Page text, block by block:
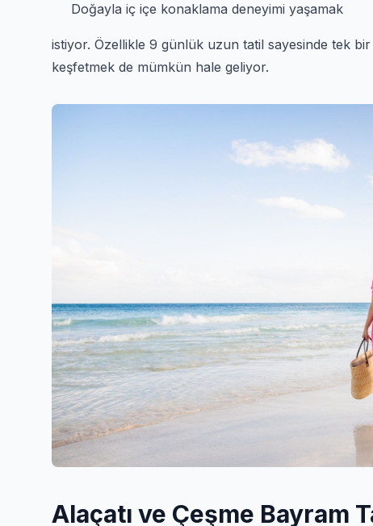
Doğayla iç içe konaklama deneyimi yaşamak
istiyor. Özellikle 9 günlük uzun tatil sayesinde tek
keşfetmek de mümkün hale geliyor.
Alaçatı ve Çeşme Bayram